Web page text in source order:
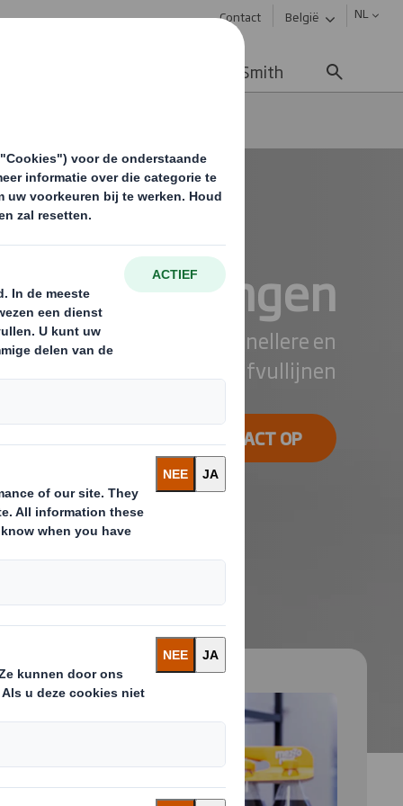
Contact België NL
Werken bij DS Smith
op maat voor snellere en
op uw dranken- & afvullijnen
NEEM CONTACT OP
and next buttons to move between slides. Only